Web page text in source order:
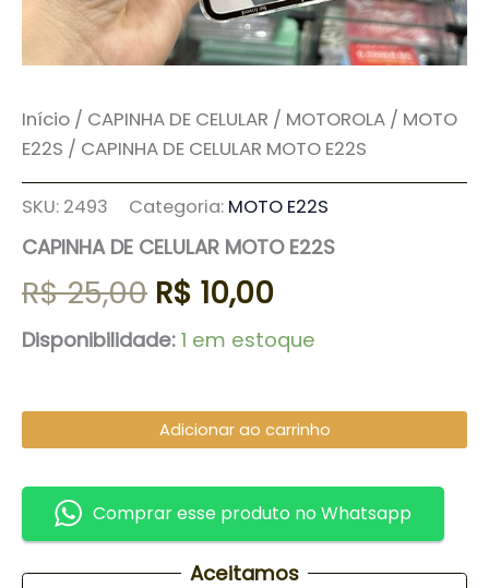
Início / CAPINHA DE CELULAR / MOTOROLA / MOTO
E22S / CAPINHA DE CELULAR MOTO E22S
SKU: 2493 Categoria: MOTO E22S
CAPINHA DE CELULAR MOTO E22S
R$25,00 R$ 10,00
Disponibilidade: 1 em estoque
Adicionar ao carrinho
Comprar esse produto no Whatsapp
Aceitamos